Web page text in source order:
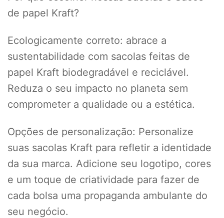
de papel Kraft?
Ecologicamente correto: abrace a
sustentabilidade com sacolas feitas de
papel Kraft biodegradável e reciclável.
Reduza o seu impacto no planeta sem
comprometer a qualidade ou a estética.
Opções de personalização: Personalize
suas sacolas Kraft para refletir a identidade
da sua marca. Adicione seu logotipo, cores
e um toque de criatividade para fazer de
cada bolsa uma propaganda ambulante do
seu negócio.